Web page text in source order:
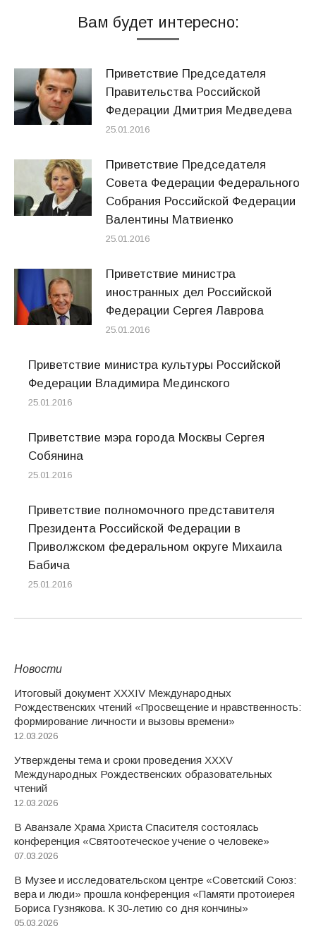
Вам будет интересно:
Приветствие Председателя
Правительства Российской
Федерации Дмитрия Медведева
25.01.2016
Приветствие Председателя
Совета Федерации Федерального
Собрания Российской Федерации
Валентины Матвиенко
25.01.2016
Приветствие министра
иностранных дел Российской
Федерации Сергея Лаврова
25.01.2016
Приветствие министра культуры Российской
Федерации Владимира Мединского
25.01.2016
Приветствие мэра города Москвы Сергея
Собянина
25.01.2016
Приветствие полномочного представителя
Президента Российской Федерации в
Приволжском федеральном округе Михаила
Бабича
25.01.2016
Новости
Итоговый документ XXХIV Международных
Рождественских чтений «Просвещение и нравственность:
формирование личности и вызовы времени»
12.03.2026
Утверждены тема и сроки проведения XXXV
Международных Рождественских образовательных
чтений
12.03.2026
В Аванзале Храма Христа Спасителя состоялась
конференция «Святоотеческое учение о человеке»
07.03.2026
В Музее и исследовательском центре «Советский Союз:
вера и люди» прошла конференция «Памяти протоиерея
Бориса Гузнякова. К 30-летию со дня кончины»
05.03.2026